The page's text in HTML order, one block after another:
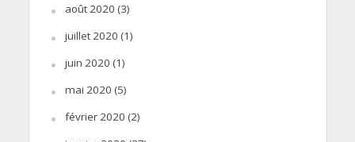
août 2020 (3)
juillet 2020 (1)
juin 2020 (1)
mai 2020 (5)
février 2020 (2)